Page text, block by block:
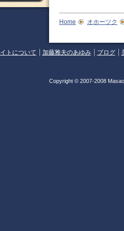
Home オホーツク
トについて 加藤雅夫のあゆみ ブログ
Copyright © 2007-2008